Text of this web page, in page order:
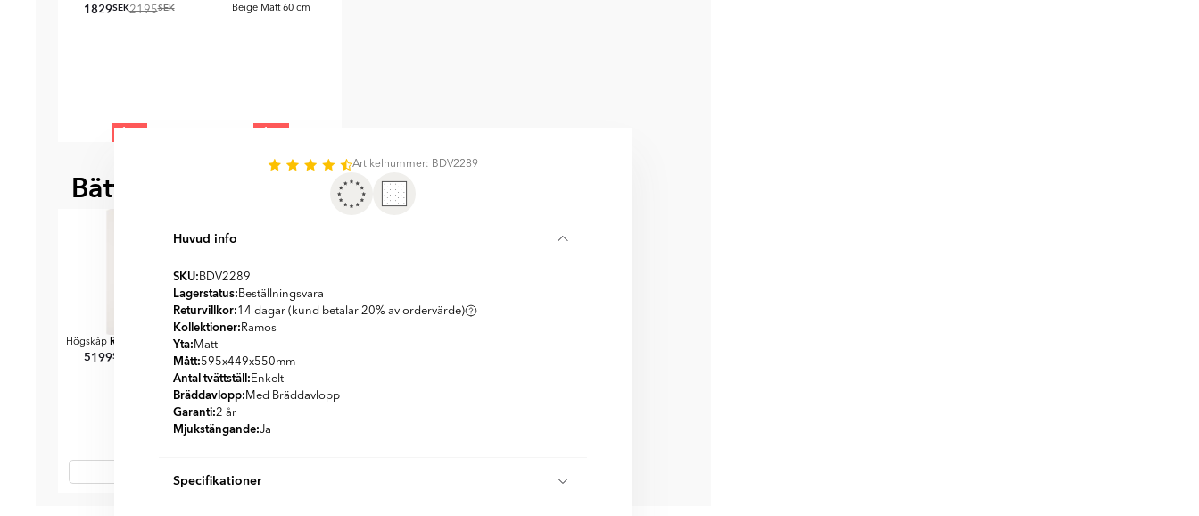
1829SEK2195SEK
1 st
Beige Matt 60 cm
1 st
Bättre tillsammans BÄST ATT KOMBINERA MED
Högskåp Ramos Beige Matt
5199SEK SEK
Hårtorkshållare
Matt
985 1179
Artikelnummer: BDV2289
Huvud info
SKU: BDV2289
Lagerstatus: Beställningsvara
Returvillkor:14 dagar (kund betalar 20% av ordervärde)
Kollektioner: Ramos
Yta: Matt
Mått:595x449x550mm
Antal tvättställ: Enkelt
Bräddavlopp: Med Bräddavlopp
Garanti:2 år
Mjukstängande:Ja
Specifikationer